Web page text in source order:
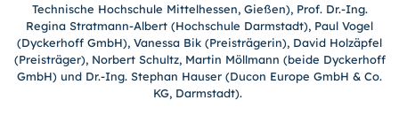
Technische Hochschule Mittelhessen, Gießen), Prof. Dr.-Ing.
Regina Stratmann-Albert (Hochschule Darmstadt), Paul Vogel
(Dyckerhoff GmbH), Vanessa Bik (Preisträgerin), David Holzäpfel
(Preisträger), Norbert Schultz, Martin Möllmann (beide Dyckerhoff
GmbH) und Dr.-Ing. Stephan Hauser (Ducon Europe GmbH & Co.
KG, Darmstadt).